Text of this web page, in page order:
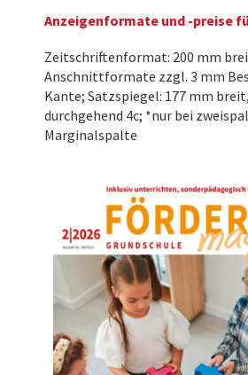
Anzeigenformate und -preise
Zeitschriftenformat: 200 mm
Anschnittformate zzgl. 3 mm
Kante; Satzspiegel: 177 mm
durchgehend 4c; *nur bei
Marginalspalte